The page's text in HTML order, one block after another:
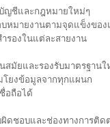
และกฎหมายใหม่ๆ
ายงานตามจุดแข็งของ
งในแต่ละสายงาน
และรองรับมาตรฐานใ
งข้อมูลจากทุกแผนก
ถือได้
อบและช่องทางการติด